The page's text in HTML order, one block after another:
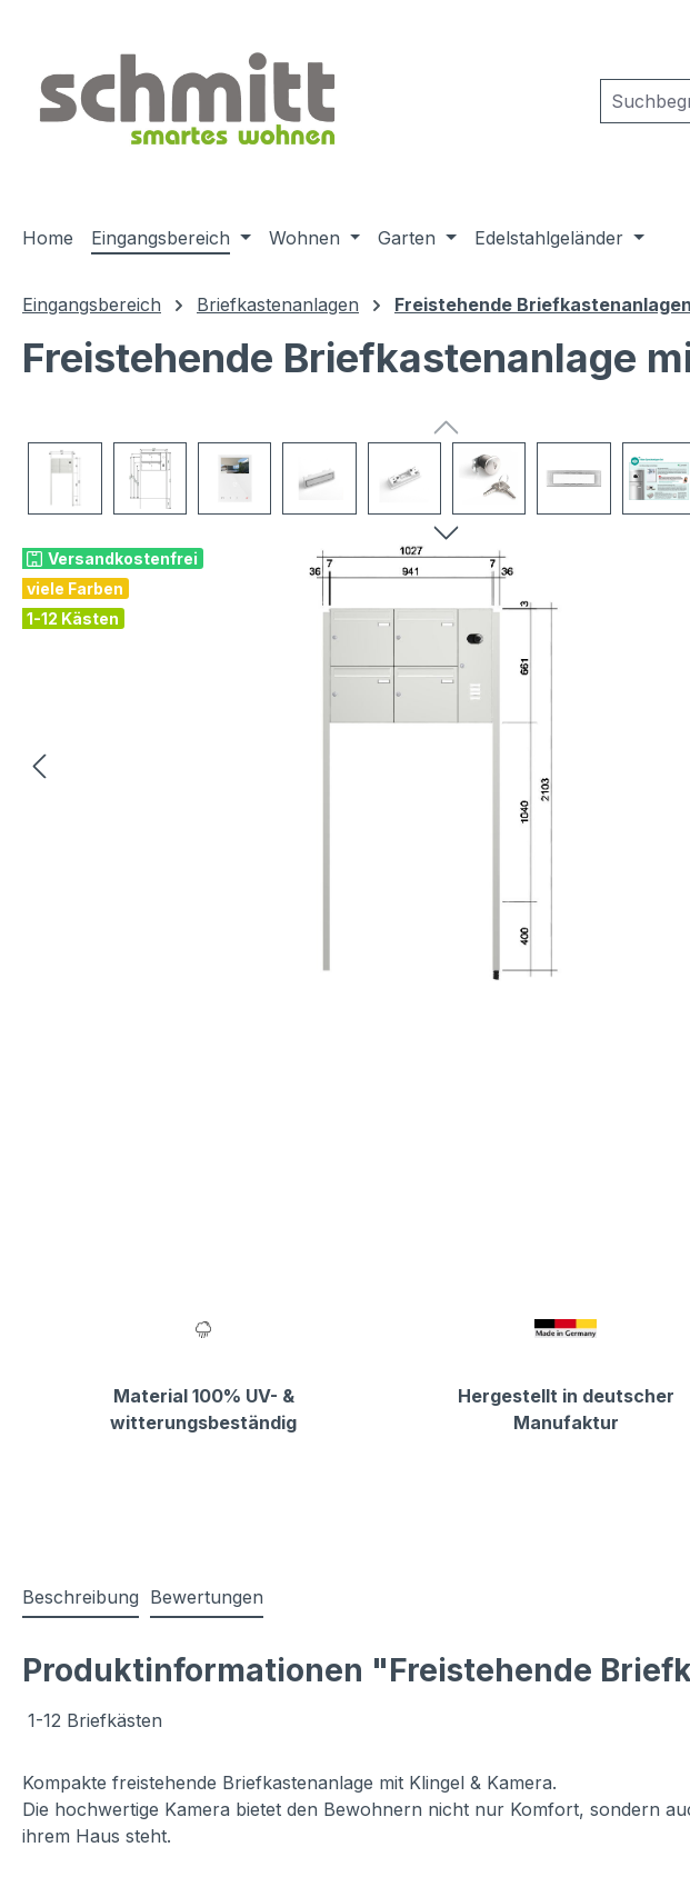
Home Eingangsbereich Wohnen Garten Edelstahlgeländer
Eingangsbereich Briefkastenanlagen Freistehende Briefkastenanlagen
Freistehende Briefkastenanlage
Versandkostenfrei
viele Farben
1-12 Kästen
Material 100% UV- &
witterungsbeständig
Hergestellt in deutscher
Manufaktur
Beschreibung Bewertungen
Produktinformationen "Freistehende
1-12 Briefkästen
Kompakte freistehende Briefkastenanlage mit Klingel & Kamera.
Die hochwertige Kamera bietet den Bewohnern nicht nur Komfort, sondern
ihrem Haus steht.